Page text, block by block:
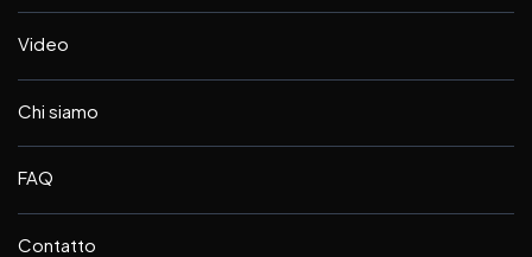
Video
Chi siamo
FAQ
Contatto